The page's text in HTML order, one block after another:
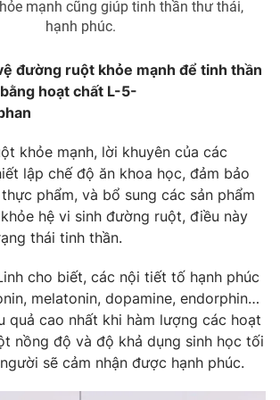
VTV:024.66 897 897
mọi hình thức nếu không có sự chấp
Ghi rõ nguồn VTV.vn khi phát hành lại
này.
mạnh cũng giúp tinh thần thư thái,
hạnh phúc.
đường ruột khỏe mạnh để tinh thần
hoạt chất L-5-
khỏe mạnh, lời khuyên của các
lập chế độ ăn khoa học, đảm bảo
phẩm, và bổ sung các sản phẩm
hệ vi sinh đường ruột, điều này
thái tinh thần.
cho biết, các nội tiết tố hạnh phúc
melatonin, dopamine, endorphin…
quả cao nhất khi hàm lượng các hoạt
nồng độ và độ khả dụng sinh học tối
sẽ cảm nhận được hạnh phúc.